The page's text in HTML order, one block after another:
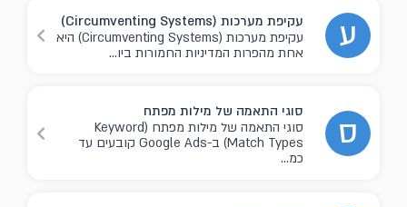
ע
עקיפת מערכות (Circumventing Systems)
עקיפת מערכות (Circumventing Systems) היא
אחת מהפרות המדיניות החמורות ביו...
ס
סוגי התאמה של מילות מפתח
סוגי התאמה של מילות מפתח (Keyword
Match Types) ב-Google Ads קובעים עד
כמ...